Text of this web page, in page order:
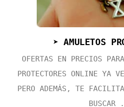
➤ AMULETOS
OFERTAS EN PRECIOS
PROTECTORES ONLINE YA
PERO ADEMÁS, TE